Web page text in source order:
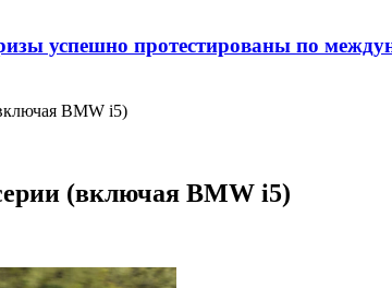
успешно протестированы по
BMW i5)
(включая BMW i5)